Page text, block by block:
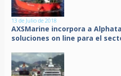
13 de Julio de 2018
AXSMarine incorpora a
soluciones on line para el